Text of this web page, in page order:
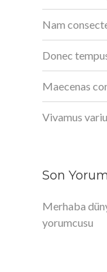
Nam
Donec
Maecenas
Vivamus
Son
Merhaba
yorumcusu